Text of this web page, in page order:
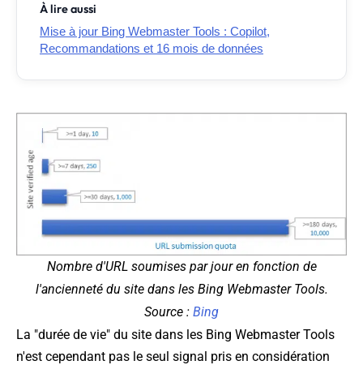
À lire aussi
Mise à jour Bing Webmaster Tools : Copilot,
Recommandations et 16 mois de données
Nombre d'URL soumises par jour en fonction de
l'ancienneté du site dans les Bing Webmaster Tools.
Source : Bing
La "durée de vie" du site dans les Bing Webmaster Tools
n'est cependant pas le seul signal pris en considération